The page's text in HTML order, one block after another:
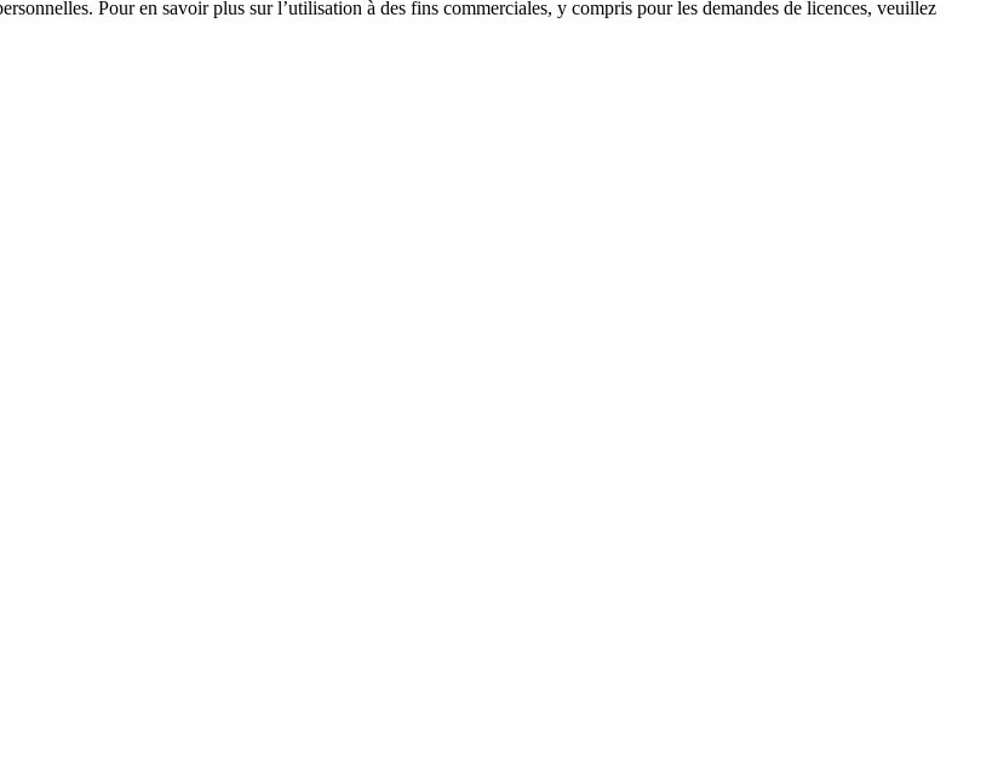
Pour en savoir plus sur l’utilisation à des fins commerciales, y compris pour les demandes de licences, veuillez